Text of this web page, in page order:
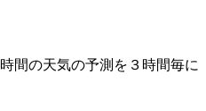
間の天気の予測を３時間毎に